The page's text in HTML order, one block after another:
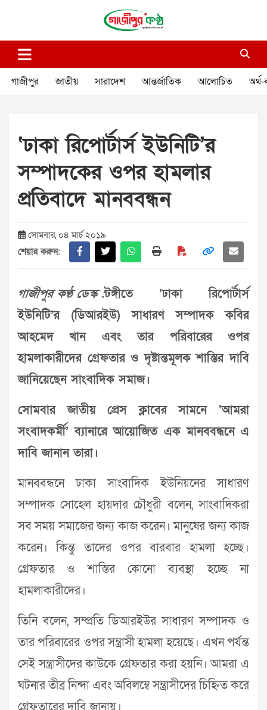
গাজীপুর কণ্ঠ
গাজীপুর জাতীয় সারাদেশ আন্তর্জাতিক আলোচিত অর্থ-
‘ঢাকা রিপোর্টার্স ইউনিটি’র
সম্পাদকের ওপর হামলার
প্রতিবাদে মানববন্ধন
সোমবার, ০৪ মার্চ ২০১৯
শেয়ার করুন:
গাজীপুর কণ্ঠ ডেস্ক :টঙ্গীতে ‘ঢাকা রিপোর্টার্স
ইউনিটি’র (ডিআরইউ) সাধারণ সম্পাদক কবির
আহমেদ খান এবং তার পরিবারের ওপর
হামলাকারীদের গ্রেফতার ও দৃষ্টান্তমূলক শাস্তির দাবি
জানিয়েছেন সাংবাদিক সমাজ।
সোমবার জাতীয় প্রেস ক্লাবের সামনে ‘আমরা
সংবাদকর্মী’ ব্যানারে আয়োজিত এক মানববন্ধনে এ
দাবি জানান তারা।
মানববন্ধনে ঢাকা সাংবাদিক ইউনিয়নের সাধারণ
সম্পাদক সোহেল হায়দার চৌধুরী বলেন, সাংবাদিকরা
সব সময় সমাজের জন্য কাজ করেন। মানুষের জন্য কাজ
করেন। কিন্তু তাদের ওপর বারবার হামলা হচ্ছে।
গ্রেফতার ও শাস্তির কোনো ব্যবস্থা হচ্ছে না
হামলাকারীদের।
তিনি বলেন, সম্প্রতি ডিআরইউর সাধারণ সম্পাদক ও
তার পরিবারের ওপর সন্ত্রাসী হামলা হয়েছে। এখন পর্যন্ত
সেই সন্ত্রাসীদের কাউকে গ্রেফতার করা হয়নি। আমরা এ
ঘটনার তীব্র নিন্দা এবং অবিলম্বে সন্ত্রাসীদের চিহ্নিত করে